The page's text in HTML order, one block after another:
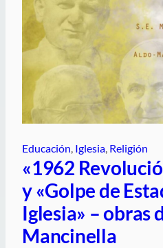
Educación Iglesia Religión
«1962
y «Golpe de
Iglesia» – obras
Mancinella